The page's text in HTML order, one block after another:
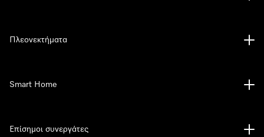
Πλεονεκτήματα
Smart Home
Επίσημοι συνεργάτες